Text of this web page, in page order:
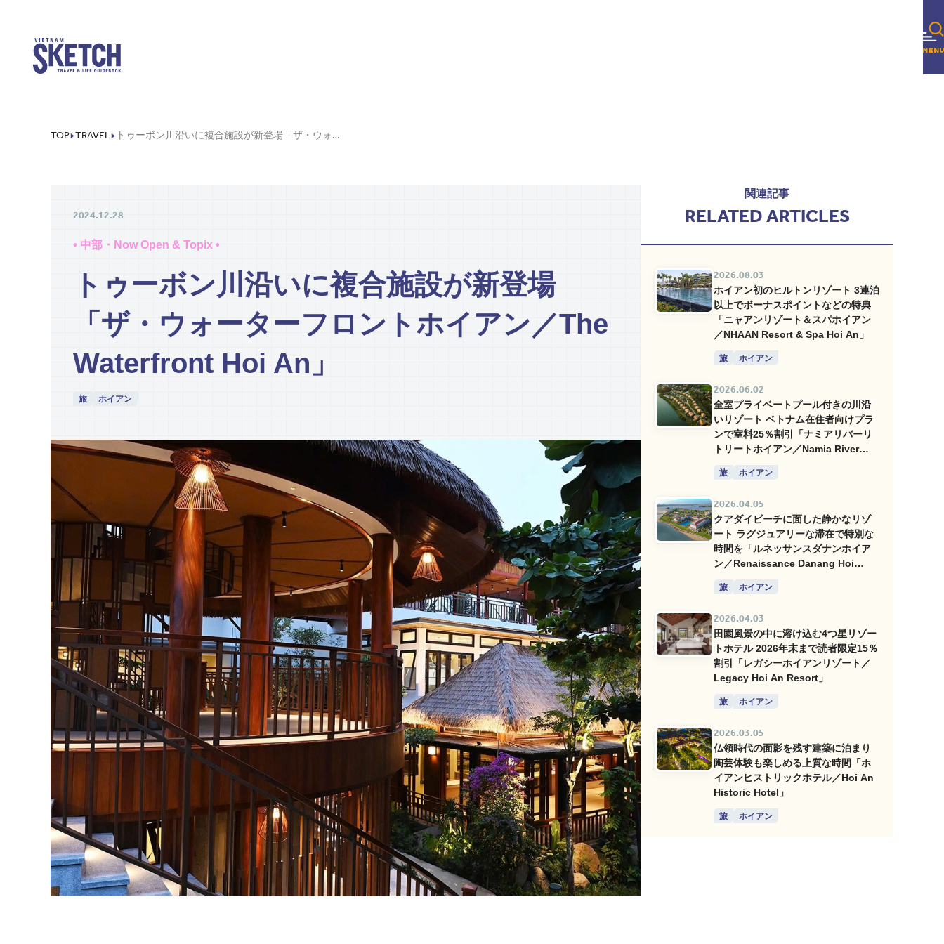
TOP TRAVEL トゥーボン川沿いに複合施設が新登場「ザ・ウォーターフロントホイアン／THE WATERFRONT HOI AN」
2024.12.28
• 中部・Now Open & Topix •
トゥーボン川沿いに複合施設が新登場
「ザ・ウォーターフロントホイアン／The
Waterfront Hoi An」
旅 ホイアン
関連記事
RELATED ARTICLES
2026.08.03
ホイアン初のヒルトンリゾート 3連泊
以上でボーナスポイントなどの特典
「ニャアンリゾート＆スパホイアン
／NHAAN Resort & Spa Hoi An」
旅 ホイアン
2026.06.02
全室プライベートプール付きの川沿
いリゾート ベトナム在住者向けプラ
ンで室料25％割引「ナミアリバーリ
トリートホイアン／Namia River
旅 ホイアン
2026.04.05
クアダイビーチに面した静かなリゾ
ート ラグジュアリーな滞在で特別な
時間を「ルネッサンスダナンホイア
ン／Renaissance Danang Hoi
旅 ホイアン
2026.04.03
田園風景の中に溶け込む4つ星リゾー
トホテル 2026年末まで読者限定15％
割引「レガシーホイアンリゾート／
Legacy Hoi An Resort」
旅 ホイアン
2026.03.05
仏領時代の面影を残す建築に泊まり
陶芸体験も楽しめる上質な時間「ホ
イアンヒストリックホテル／Hoi An
Historic Hotel」
旅 ホイアン